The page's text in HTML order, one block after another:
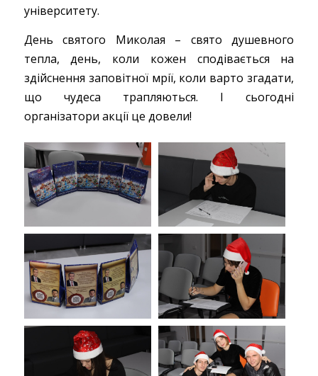
університету.
День святого Миколая – свято душевного
тепла, день, коли кожен сподівається на
здійснення заповітної мрії, коли варто згадати,
що чудеса трапляються. І сьогодні
організатори акції це довели!